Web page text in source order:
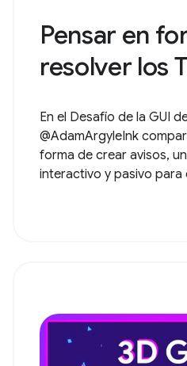
Pensar en
resolver los
En el Desafío de la GUI
@AdamArgyleInk
forma de crear avisos,
interactivo y pasivo para